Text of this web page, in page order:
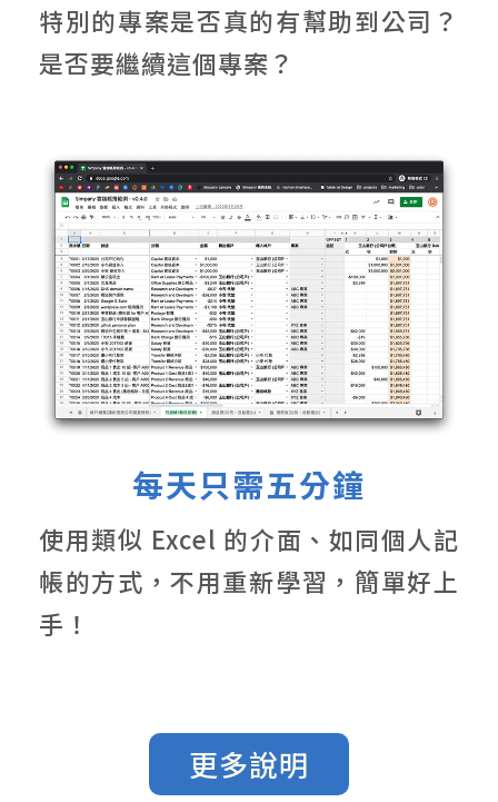
特別的專案是否真的有幫助到公司？
是否要繼續這個專案？
每天只需五分鐘
使用類似 Excel 的介面、如同個人記
帳的方式，不用重新學習，簡單好上
手！
更多說明